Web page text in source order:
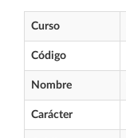
Curso
Código
Nombre
Carácter